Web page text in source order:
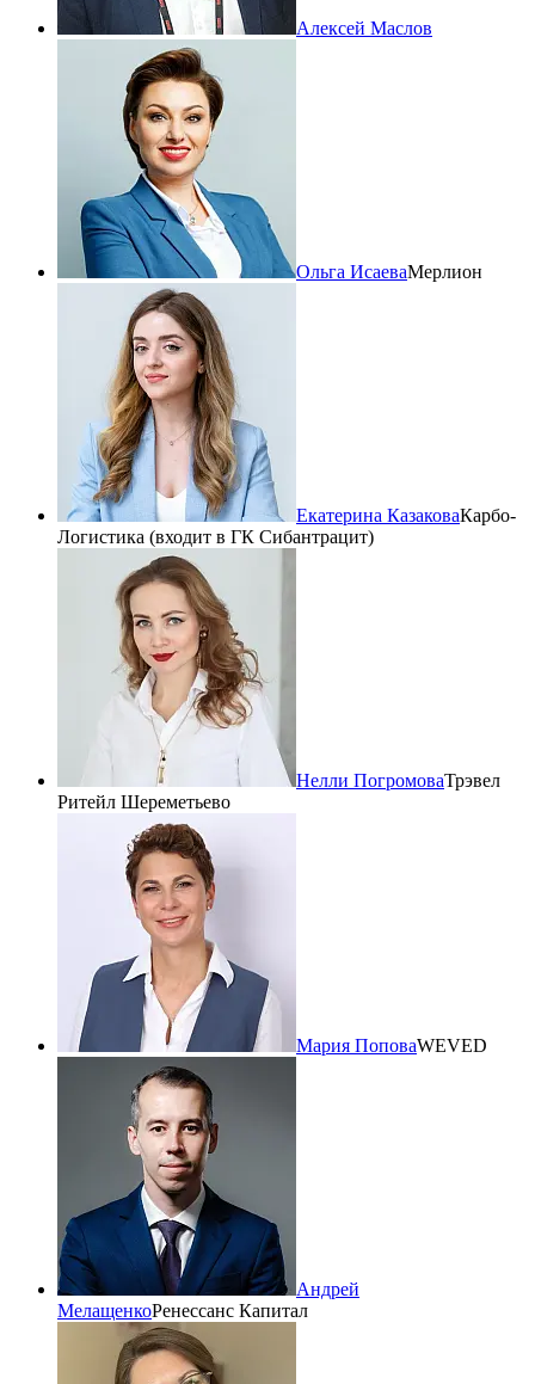
Алексей Маслов
Ольга ИсаеваМерлион
Екатерина КазаковаКарбо-
Логистика (входит в ГК Сибантрацит)
Нелли ПогромоваТрэвел
Ритейл Шереметьево
Мария ПоповаWEVED
Андрей
МелащенкоРенессанс Капитал